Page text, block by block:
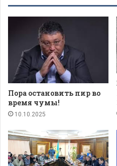
Пора остановить пир во
время чумы!
10.10.2025